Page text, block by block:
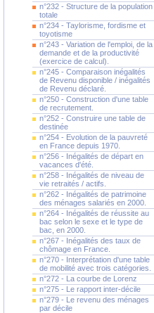
n°232 - Structure de la population
totale
n°234 - Taylorisme, fordisme et
toyotisme
n°243 - Variation de l'emploi, de la
demande et de la productivité
(exercice de calcul).
n°245 - Comparaison inégalités
de Revenu disponible / inégalités
de Revenu déclaré.
n°250 - Construction d'une table
de recrutement.
n°252 - Construire une table de
destinée
n°254 - Evolution de la pauvreté
en France depuis 1970.
n°256 - Inégalités de départ en
vacances d'été.
n°258 - Inégalités de niveau de
vie retraités / actifs.
n°262 - Inégalités de patrimoine
des ménages salariés en 2000.
n°264 - Inégalités de réussite au
bac selon le sexe et le type de
bac, en 2000.
n°267 - Inégalités des taux de
chômage en France.
n°270 - Interprétation d'une table
de mobilité avec trois catégories.
n°272 - La courbe de Lorenz
n°275 - Le rapport inter-décile
n°279 - Le revenu des ménages
par décile